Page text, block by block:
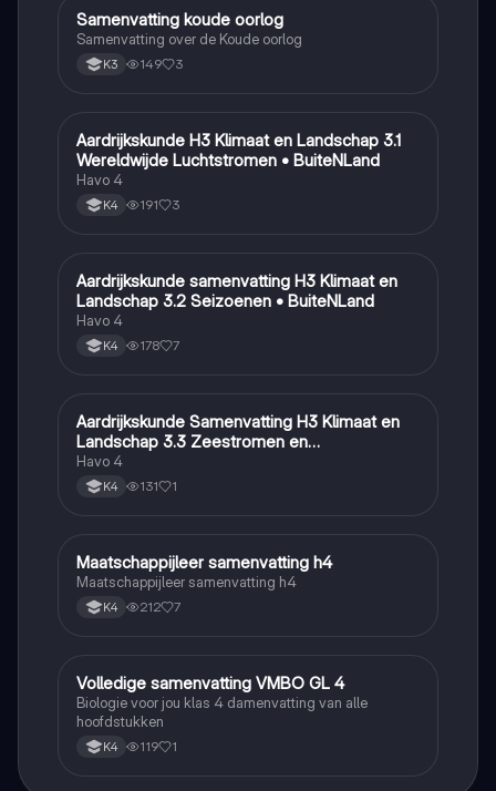
Geschiedenis
Samenvatting koude oorlog
Samenvatting over de Koude oorlog
K3 149 3
Aardrijkskunde
Aardrijkskunde H3 Klimaat en Landschap 3.1
Wereldwijde Luchtstromen • BuiteNLand
Havo 4
K4 191 3
Aardrijkskunde
Aardrijkskunde samenvatting H3 Klimaat en
Landschap 3.2 Seizoenen • BuiteNLand
Havo 4
K4 178 7
Aardrijkskunde
Aardrijkskunde Samenvatting H3 Klimaat en
Landschap 3.3 Zeestromen en
Klimaatgebieden • BuiteNLand
Havo 4
K4 131 1
Maatschappijleer
Maatschappijleer samenvatting h4
Maatschappijleer samenvatting h4
K4 212 7
Biologie
Volledige samenvatting VMBO GL 4
Biologie voor jou klas 4 damenvatting van alle
hoofdstukken
K4 119 1